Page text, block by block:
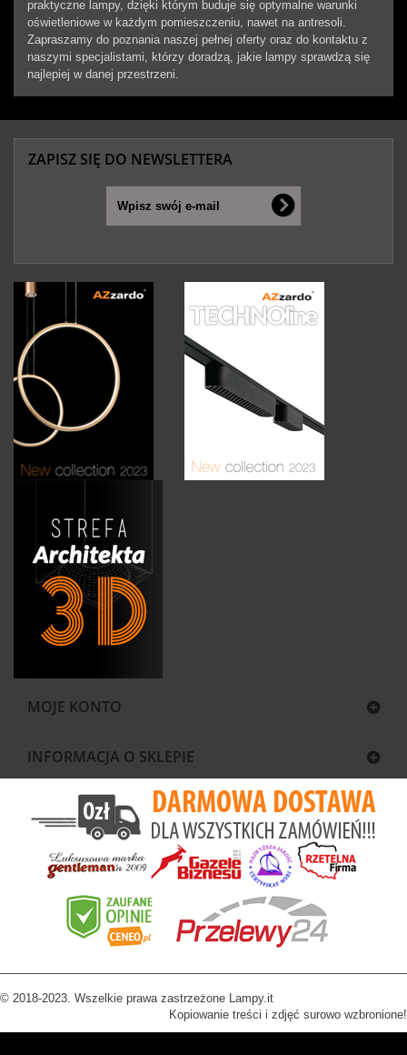
praktyczne lampy, dzięki którym buduje się optymalne warunki
oświetleniowe w każdym pomieszczeniu, nawet na antresoli.
Zapraszamy do poznania naszej pełnej oferty oraz do kontaktu z
naszymi specjalistami, którzy doradzą, jakie lampy sprawdzą się
najlepiej w danej przestrzeni.
ZAPISZ SIĘ DO NEWSLETTERA
MOJE KONTO
INFORMACJA O SKLEPIE
© 2018-2023. Wszelkie prawa zastrzeżone Lampy.it
Kopiowanie treści i zdjęć surowo wzbronione!